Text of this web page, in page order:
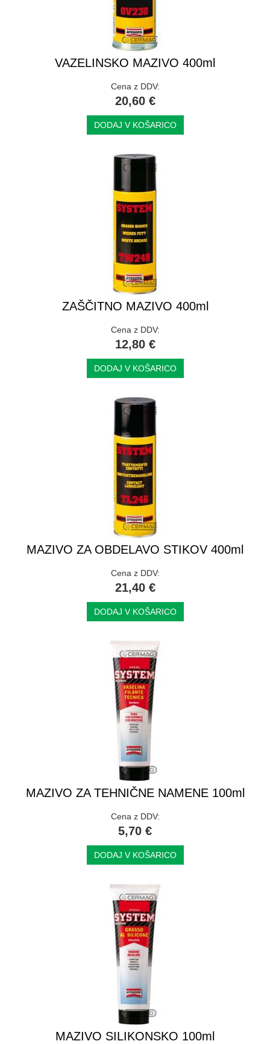
VAZELINSKO MAZIVO 400ml
Cena z DDV:
20,60 €
DODAJ V KOŠARICO
ZAŠČITNO MAZIVO 400ml
Cena z DDV:
12,80 €
DODAJ V KOŠARICO
MAZIVO ZA OBDELAVO STIKOV 400ml
Cena z DDV:
21,40 €
DODAJ V KOŠARICO
MAZIVO ZA TEHNIČNE NAMENE 100ml
Cena z DDV:
5,70 €
DODAJ V KOŠARICO
MAZIVO SILIKONSKO 100ml